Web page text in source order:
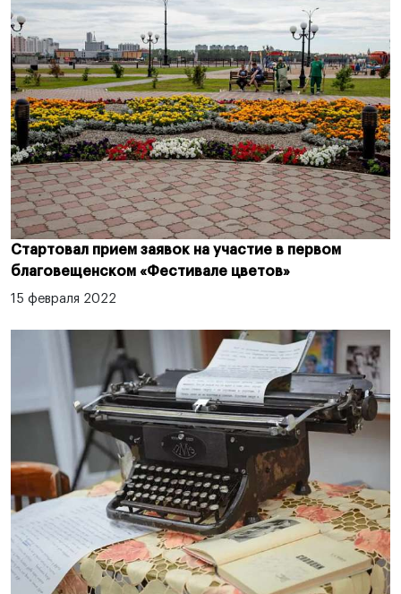
Стартовал прием заявок на участие в первом
благовещенском «Фестивале цветов»
15 февраля 2022